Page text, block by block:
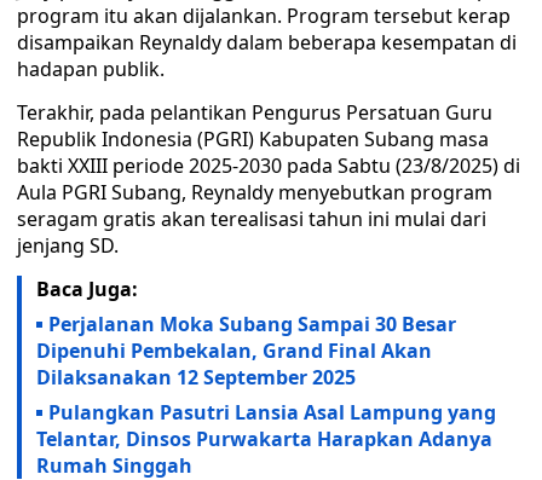
program itu akan dijalankan. Program tersebut kerap
disampaikan Reynaldy dalam beberapa kesempatan di
hadapan publik.
Terakhir, pada pelantikan Pengurus Persatuan Guru
Republik Indonesia (PGRI) Kabupaten Subang masa
bakti XXIII periode 2025-2030 pada Sabtu (23/8/2025) di
Aula PGRI Subang, Reynaldy menyebutkan program
seragam gratis akan terealisasi tahun ini mulai dari
jenjang SD.
Baca Juga:
Perjalanan Moka Subang Sampai 30 Besar
Dipenuhi Pembekalan, Grand Final Akan
Dilaksanakan 12 September 2025
Pulangkan Pasutri Lansia Asal Lampung yang
Telantar, Dinsos Purwakarta Harapkan Adanya
Rumah Singgah